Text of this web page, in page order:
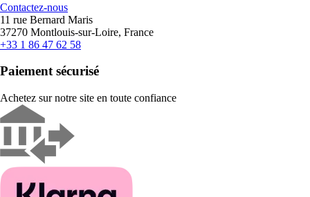
Contactez-nous
11 rue Bernard Maris
37270 Montlouis-sur-Loire, France
+33 1 86 47 62 58
Paiement sécurisé
Achetez sur notre site en toute confiance